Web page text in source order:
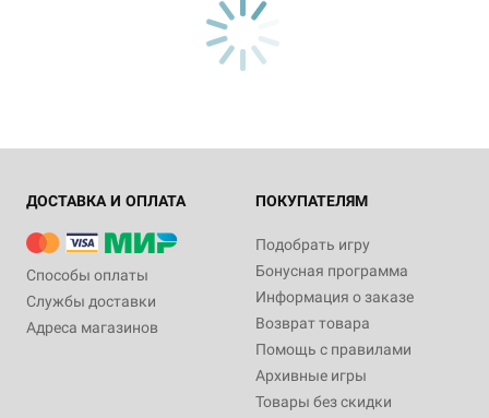
ДОСТАВКА И ОПЛАТА
Способы оплаты
Службы доставки
Адреса магазинов
ПОКУПАТЕЛЯМ
Подобрать игру
Бонусная программа
Информация о заказе
Возврат товара
Помощь с правилами
Архивные игры
Товары без скидки